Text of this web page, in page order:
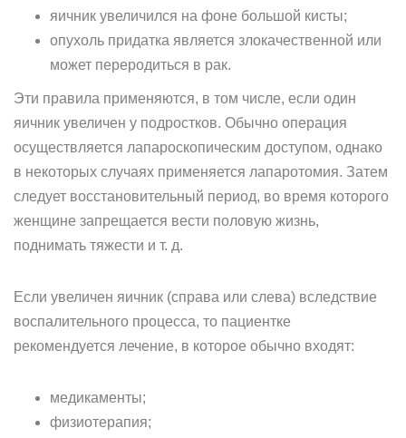
яичник увеличился на фоне большой кисты;
опухоль придатка является злокачественной или
может переродиться в рак.
Эти правила применяются, в том числе, если один
яичник увеличен у подростков. Обычно операция
осуществляется лапароскопическим доступом, однако
в некоторых случаях применяется лапаротомия. Затем
следует восстановительный период, во время которого
женщине запрещается вести половую жизнь,
поднимать тяжести и т. д.
Если увеличен яичник (справа или слева) вследствие
воспалительного процесса, то пациентке
рекомендуется лечение, в которое обычно входят:
медикаменты;
физиотерапия;